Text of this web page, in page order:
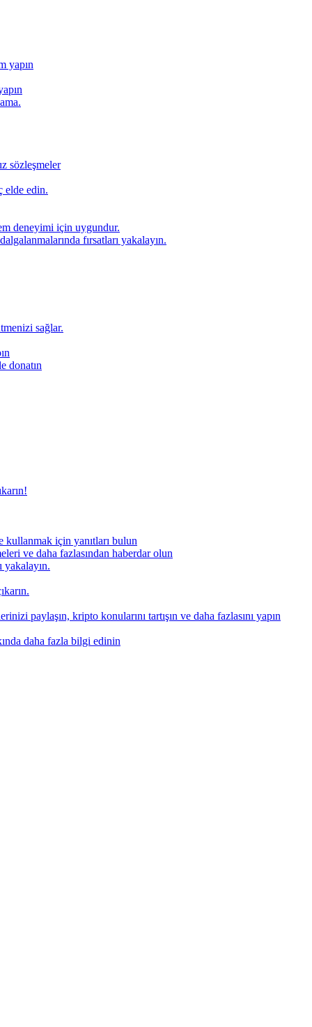
yapın
sözleşmeler
elde edin.
deneyimi için uygundur.
fırsatları yakalayın.
sağlar.
donatın
için yanıtları bulun
ve daha fazlasından haberdar olun
yakalayın.
paylaşın, kripto konularını tartışın ve daha fazlasını yapın
daha fazla bilgi edinin